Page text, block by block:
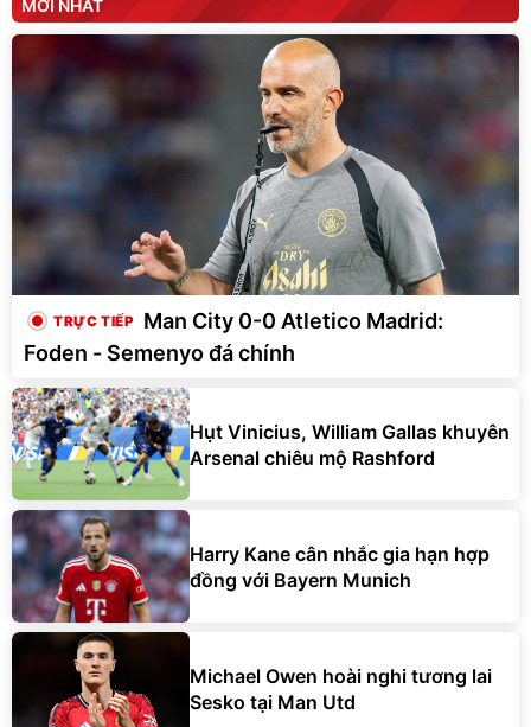
MỚI NHẤT
Man City 0-0 Atletico Madrid:
Foden - Semenyo đá chính
Hụt Vinicius, William Gallas khuyên
Arsenal chiêu mộ Rashford
Harry Kane cân nhắc gia hạn hợp
đồng với Bayern Munich
Michael Owen hoài nghi tương lai
Sesko tại Man Utd